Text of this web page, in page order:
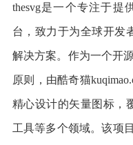
thesvg是一个专注于提
台，致力于为全球开发
解决方案。作为一个开
原则，由酷奇猫
精心设计的矢量图标，
工具等多个领域。该项